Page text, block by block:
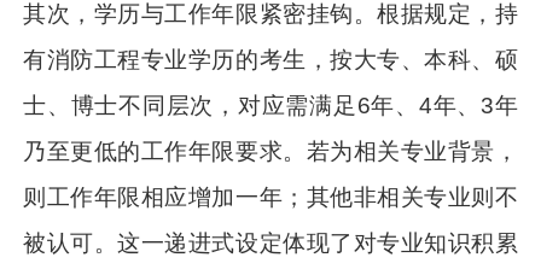
其次，学历与工作年限紧密挂钩。根据规定，持
有消防工程专业学历的考生，按大专、本科、硕
士、博士不同层次，对应需满足6年、4年、3年
乃至更低的工作年限要求。若为相关专业背景，
则工作年限相应增加一年；其他非相关专业则不
被认可。这一递进式设定体现了对专业知识积累